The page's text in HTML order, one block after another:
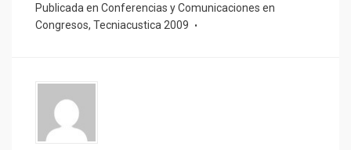
Publicada en Conferencias y Comunicaciones en
Congresos, Tecniacustica 2009